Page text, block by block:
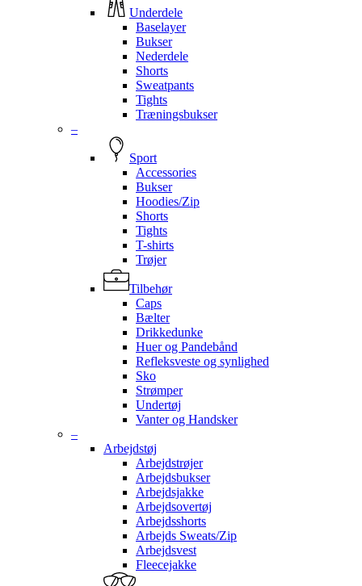
Underdele
Baselayer
Bukser
Nederdele
Shorts
Sweatpants
Tights
Træningsbukser
–
Sport
Accessories
Bukser
Hoodies/Zip
Shorts
Tights
T-shirts
Trøjer
Tilbehør
Caps
Bælter
Drikkedunke
Huer og Pandebånd
Refleksveste og synlighed
Sko
Strømper
Undertøj
Vanter og Handsker
–
Arbejdstøj
Arbejdstrøjer
Arbejdsbukser
Arbejdsjakke
Arbejdsovertøj
Arbejdsshorts
Arbejds Sweats/Zip
Arbejdsvest
Fleecejakke